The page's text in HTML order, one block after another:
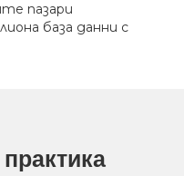
пазари
база данни с